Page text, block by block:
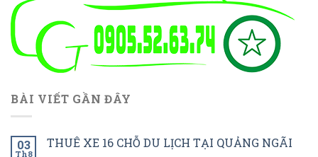
BÀI VIẾT GẦN ĐÂY
03
Th8
THUÊ XE 16 CHỖ DU LỊCH TẠI QUẢNG NGÃI